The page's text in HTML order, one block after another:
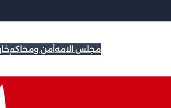
مجلس الامهأمن ومحاكم